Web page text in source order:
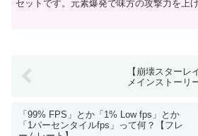
セットです。元素爆発で味方の攻撃力を上
【崩壊スターレ
メインストーリ
「99% FPS」とか「1% Low fps」とか
「1パーセンタイルfps」って何？【フレ